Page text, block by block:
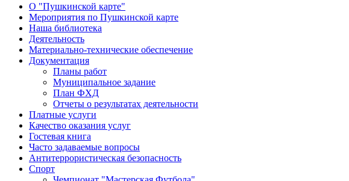
О "Пушкинской карте"
Мероприятия по Пушкинской карте
Наша библиотека
Деятельность
Материально-технические обеспечение
Документация
Планы работ
Муниципальное задание
План ФХД
Отчеты о результатах деятельности
Платные услуги
Качество оказания услуг
Гостевая книга
Часто задаваемые вопросы
Антитеррористическая безопасность
Спорт